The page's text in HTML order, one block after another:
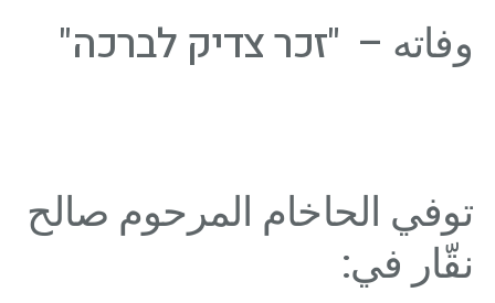
وفاته – "זכר צדיק לברכה"
توفي الحاخام المرحوم صالح
نقّار في: